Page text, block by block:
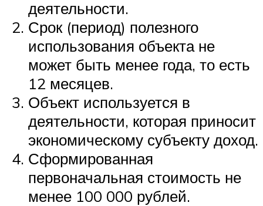
деятельности.
Срок (период) полезного
использования объекта не
может быть менее года, то есть
12 месяцев.
Объект используется в
деятельности, которая приносит
экономическому субъекту доход.
Сформированная
первоначальная стоимость не
менее 100 000 рублей.